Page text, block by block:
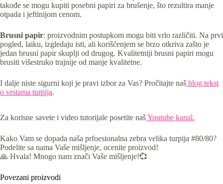
takođe se mogu kupiti posebni papiri za brušenje, što rezultira manje
otpada i jeftinijom cenom.
Brusni papir: proizvodnim postupkom mogu biti vrlo različiti. Na prvi
pogled, laiku, izgledaju isti, ali korišćenjem se brzo otkriva zašto je
jedan brusni papir skuplji od drugog. Kvalitetniji brusni papiri mogu
brusiti višestruko trajnije od manje kvalitetne.
I dalje niste sigurni koji je pravi izbor za Vas? Pročitajte naš blog tekst
o vrstama turpija.
Za korisne savete i video tutorijale posetite našYoutube kanal.
Kako Vam se dopada naša prfoesionalna zebra velika turpija #80/80?
Podelite sa nama Vaše mišljenje, ocenite proizvod!
🙏 Hvala! Mnogo nam znači Vaše mišljenje!💞
Povezani proizvodi